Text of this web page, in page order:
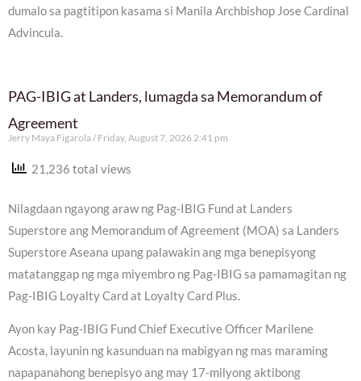
dumalo sa pagtitipon kasama si Manila Archbishop Jose Cardinal
Advincula.
PAG-IBIG at Landers, lumagda sa Memorandum of
Agreement
Jerry Maya Figarola Friday, August 7, 2026 2:41 pm
21,236 total views
Nilagdaan ngayong araw ng Pag-IBIG Fund at Landers
Superstore ang Memorandum of Agreement (MOA) sa Landers
Superstore Aseana upang palawakin ang mga benepisyong
matatanggap ng mga miyembro ng Pag-IBIG sa pamamagitan ng
Pag-IBIG Loyalty Card at Loyalty Card Plus.
Ayon kay Pag-IBIG Fund Chief Executive Officer Marilene
Acosta, layunin ng kasunduan na mabigyan ng mas maraming
napapanahong benepisyo ang may 17-milyong aktibong